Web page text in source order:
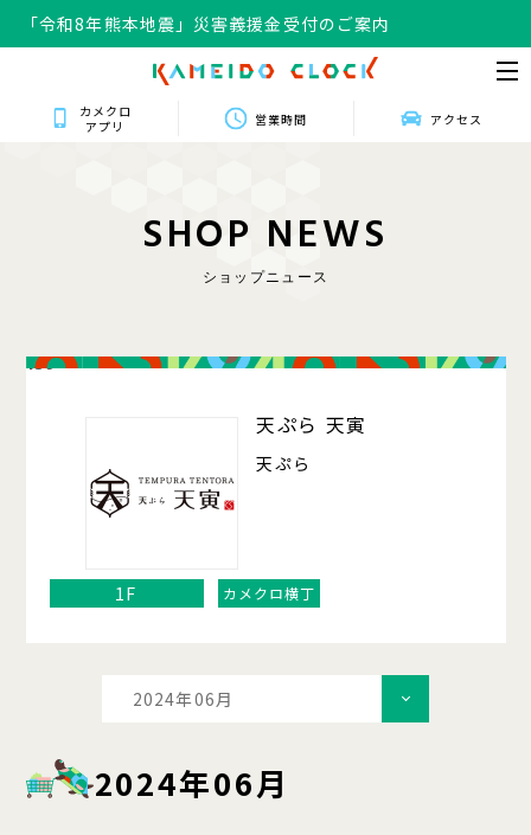
「令和8年熊本地震」災害義援金受付のご案内
カメクロ
アプリ
営業時間 アクセス
SHOP NEWS
ショップニュース
139
天ぷら 天寅
天ぷら
1F カメクロ横丁
2024年06月
2024年06月